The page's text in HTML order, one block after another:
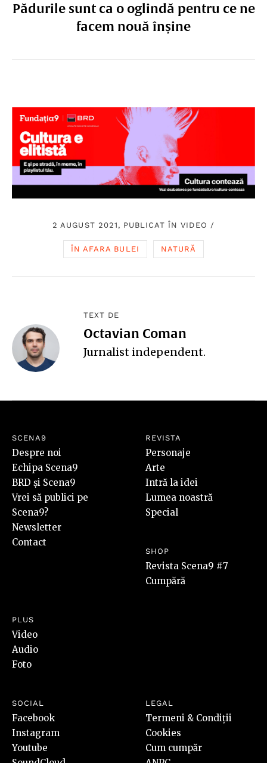
Pădurile sunt ca o oglindă pentru ce ne
facem nouă înșine
2 AUGUST 2021, PUBLICAT ÎNVIDEO /
ÎN AFARA BULEI NATURĂ
TEXT DE
Octavian Coman
Jurnalist independent.
SCENA9
Despre noi
Echipa Scena9
BRD și Scena9
Vrei să publici pe
Scena9?
Newsletter
Contact
REVISTA
Personaje
Arte
Intră la idei
Lumea noastră
Special
SHOP
Revista Scena9 #7
Cumpără
PLUS
Video
Audio
Foto
SOCIAL
Facebook
Instagram
Youtube
LEGAL
Termeni & Condiții
Cookies
Cum cumpăr